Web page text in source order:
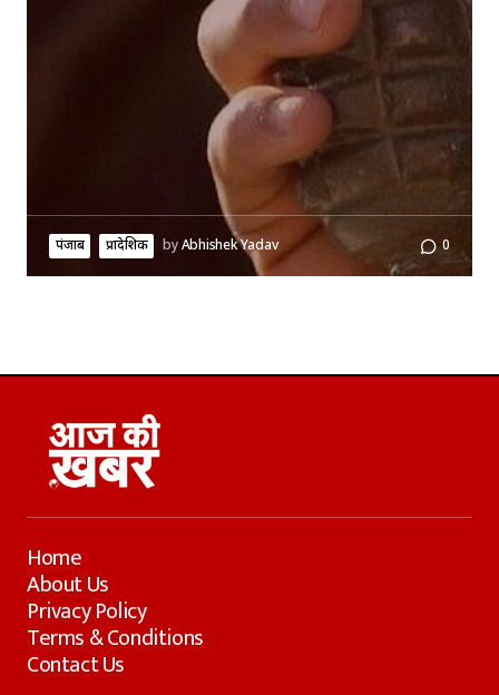
पंजाब प्रादेशिक byAbhishek Yadav 0
Home
About Us
Privacy Policy
Terms & Conditions
Contact Us